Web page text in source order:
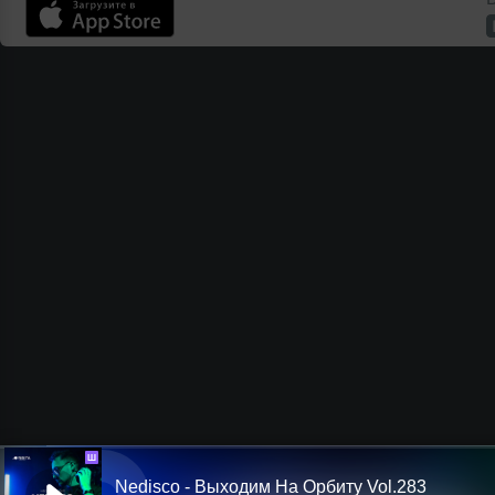
Ш
Nedisco - Выходим На Орбиту Vol.283